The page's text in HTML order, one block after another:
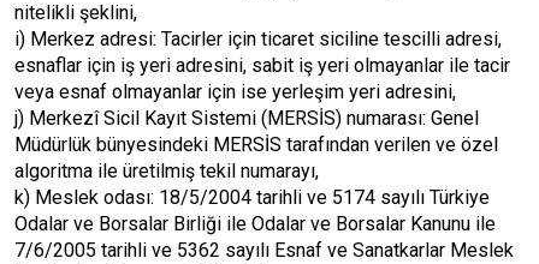
nitelikli şeklini,
i) Merkez adresi: Tacirler için ticaret siciline tescilli adresi,
esnaflar için iş yeri adresini, sabit iş yeri olmayanlar ile tacir
veya esnaf olmayanlar için ise yerleşim yeri adresini,
j) Merkezî Sicil Kayıt Sistemi (MERSİS) numarası: Genel
Müdürlük bünyesindeki MERSİS tarafından verilen ve özel
algoritma ile üretilmiş tekil numarayı,
k) Meslek odası: 18/5/2004 tarihli ve 5174 sayılı Türkiye
Odalar ve Borsalar Birliği ile Odalar ve Borsalar Kanunu ile
7/6/2005 tarihli ve 5362 sayılı Esnaf ve Sanatkarlar Meslek